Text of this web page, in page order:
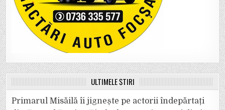
ULTIMELE ȘTIRI
Primarul Misăilă îi jignește pe actorii îndepărtați